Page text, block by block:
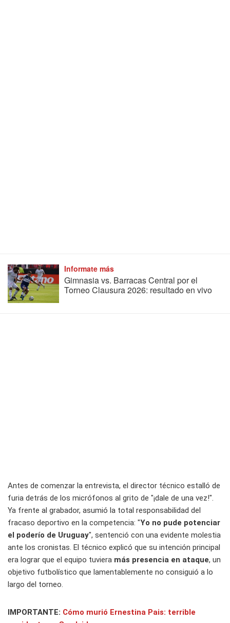
Informate más
Gimnasia vs. Barracas Central por el
Torneo Clausura 2026: resultado en vivo
Antes de comenzar la entrevista, el director técnico estalló de
furia detrás de los micrófonos al grito de "¡dale de una vez!".
Ya frente al grabador, asumió la total responsabilidad del
fracaso deportivo en la competencia: "Yo no pude potenciar
el poderío de Uruguay", sentenció con una evidente molestia
ante los cronistas. El técnico explicó que su intención principal
era lograr que el equipo tuviera más presencia en ataque, un
objetivo futbolístico que lamentablemente no consiguió a lo
largo del torneo.
IMPORTANTE: Cómo murió Ernestina Pais: terrible